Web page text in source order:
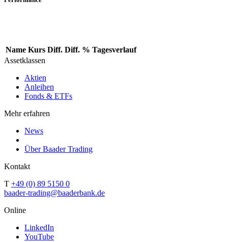
Name Kurs Diff. Diff. % Tagesverlauf
Assetklassen
Aktien
Anleihen
Fonds & ETFs
Mehr erfahren
News
Über Baader Trading
Kontakt
T +49 (0) 89 5150 0
baader-trading@baaderbank.de
Online
LinkedIn
YouTube